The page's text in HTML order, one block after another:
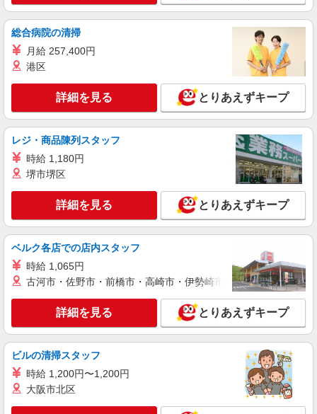
派遣社員
（株）ウィルオブ・ワークCW 福岡支店/ms400101
病院内の補助staff
時給1350円 ◆前払い・日払い・週払いOK
福岡県久留米市JR久留米駅周辺
キープ 詳細を見る
派遣社員
（株）ウィルオブ・ワークCW 福岡支店/ms400101
時給1350円 ◆前払い・日払い・週払いOK
福岡県久留米市
キープ
アルバイト 派遣社員
日研トータルソーシング株式会社 メディカルケア事業部/博多オフィ
看護助手（ナースエイド）
時給1,300円 ★週払いOK（規定あり） ※給与
幅は経験・能力による
福岡県久留米市 【最寄駅】御井駅
詳細を見る
総合病院の清掃
月給 257,400円
港区
詳細を見る とりあえずキープ
レジ・商品陳列スタッフ
時給 1,180円
堺市堺区
詳細を見る とりあえずキープ
ベルク各店での店内スタッフ
時給 1,065円
古河市・佐野市・前橋市・高崎市・伊勢崎市・太田市・館林市
詳細を見る とりあえずキープ
ビルの清掃スタッフ
時給 1,200円〜1,200円
大阪市北区